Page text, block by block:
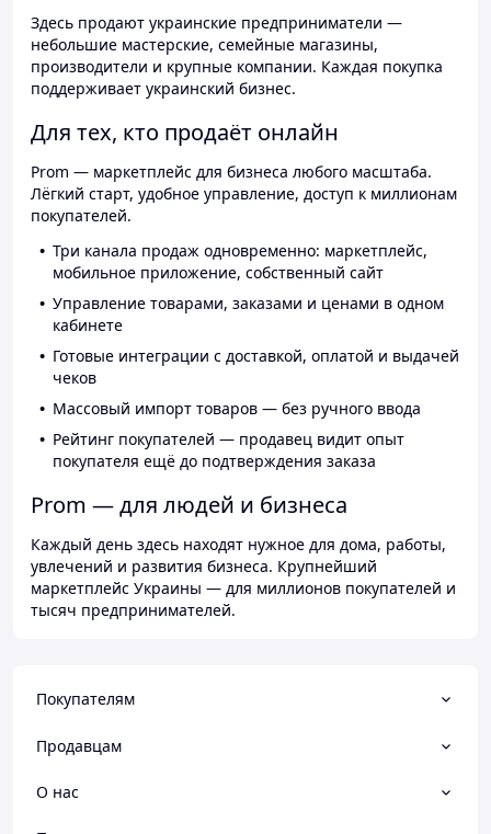
Здесь продают украинские предприниматели —
небольшие мастерские, семейные магазины,
производители и крупные компании. Каждая покупка
поддерживает украинский бизнес.
Для тех, кто продаёт онлайн
Prom — маркетплейс для бизнеса любого масштаба.
Лёгкий старт, удобное управление, доступ к миллионам
покупателей.
Три канала продаж одновременно: маркетплейс,
мобильное приложение, собственный сайт
Управление товарами, заказами и ценами в одном
кабинете
Готовые интеграции с доставкой, оплатой и выдачей
чеков
Массовый импорт товаров — без ручного ввода
Рейтинг покупателей — продавец видит опыт
покупателя ещё до подтверждения заказа
Prom — для людей и бизнеса
Каждый день здесь находят нужное для дома, работы,
увлечений и развития бизнеса. Крупнейший
маркетплейс Украины — для миллионов покупателей и
тысяч предпринимателей.
Покупателям
Продавцам
О нас